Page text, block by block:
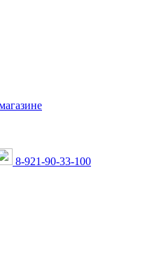
8-921-90-33-100